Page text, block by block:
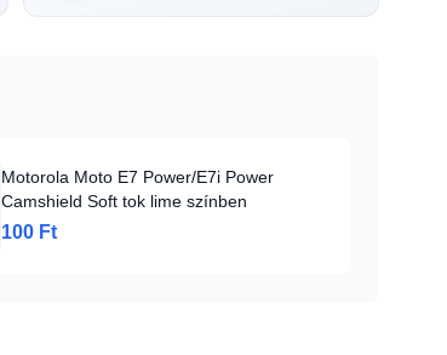
Motorola Moto E7 Power/E7i Power
Camshield Soft tok lime színben
100 Ft